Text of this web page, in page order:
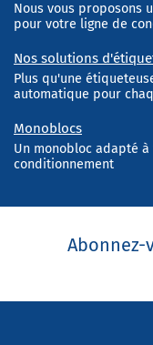
Nous vous proposons
pour votre ligne de
Nos solutions
Plus qu'une
automatique pour
Monoblocs
Un monobloc adapté
conditionnement
Abonnez-